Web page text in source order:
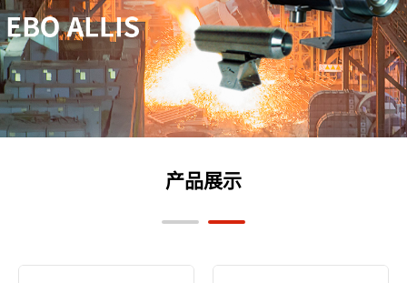
产品展示